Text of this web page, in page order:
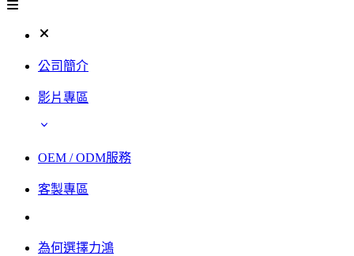
公司簡介
影片專區
OEM / ODM服務
客製專區
為何選擇力鴻